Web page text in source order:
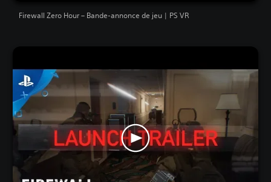
Firewall Zero Hour – Bande-annonce de jeu | PS VR